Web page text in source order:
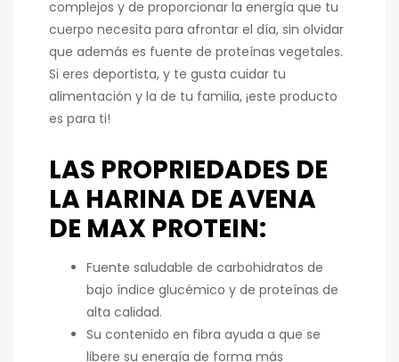
complejos y de proporcionar la energía que tu
cuerpo necesita para afrontar el día, sin olvidar
que además es fuente de proteínas vegetales.
Si eres deportista, y te gusta cuidar tu
alimentación y la de tu familia, ¡este producto
es para ti!
LAS PROPRIEDADES DE
LA HARINA DE AVENA
DE MAX PROTEIN:
Fuente saludable de carbohidratos de
bajo índice glucémico y de proteínas de
alta calidad.
Su contenido en fibra ayuda a que se
libere su energía de forma más